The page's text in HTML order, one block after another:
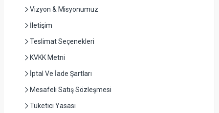
Vizyon & Misyonumuz
İletişim
Teslimat Seçenekleri
KVKK Metni
İptal Ve İade Şartları
Mesafeli Satış Sözleşmesi
Tüketici Yasası